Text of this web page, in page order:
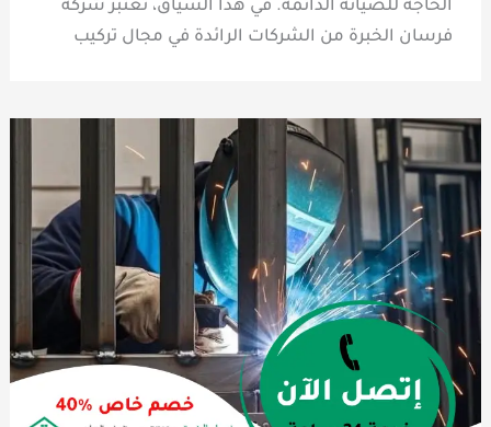
الحاجة للصيانة الدائمة. في هذا السياق، تعتبر شركة
فرسان الخبرة من الشركات الرائدة في مجال تركيب